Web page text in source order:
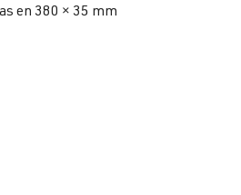
en 380 × 35 mm